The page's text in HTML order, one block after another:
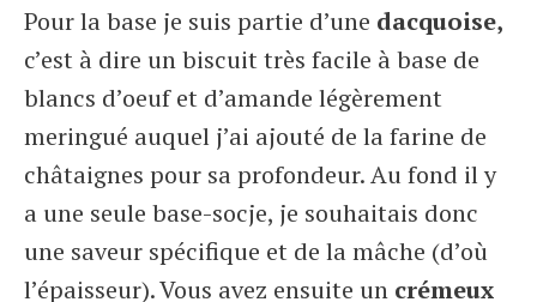
Pour la base je suis partie d’une dacquoise,
c’est à dire un biscuit très facile à base de
blancs d’oeuf et d’amande légèrement
meringué auquel j’ai ajouté de la farine de
châtaignes pour sa profondeur. Au fond il y
a une seule base-socje, je souhaitais donc
une saveur spécifique et de la mâche (d’où
l’épaisseur). Vous avez ensuite un crémeux